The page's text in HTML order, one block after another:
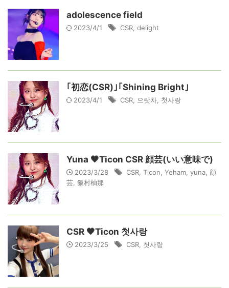
adolescence field
2023/4/1 CSR delight
｢初恋(CSR)｣｢Shining Bright｣
2023/4/1 CSR 으랏차 첫사랑
Yuna 🖤Ticon CSR 顔芸(いい意味で)
2023/3/28 CSR Ticon Yeham yuna 顔
芸 飯村柚那
CSR 🖤Ticon 첫사랑
2023/3/25 CSR 첫사랑